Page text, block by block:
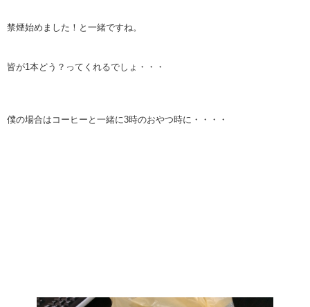
禁煙始めました！と一緒ですね。
皆が1本どう？ってくれるでしょ・・・
僕の場合はコーヒーと一緒に3時のおやつ時に・・・・